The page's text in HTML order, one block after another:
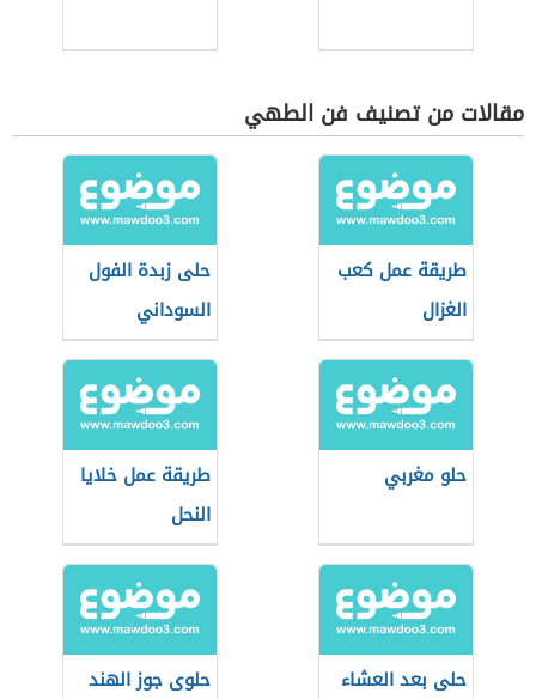
مقالات من تصنيف فن الطهي
طريقة عمل كعب
الغزال
حلى زبدة الفول
السوداني
حلو مغربي
طريقة عمل خلايا
النحل
حلى بعد العشاء
حلوى جوز الهند